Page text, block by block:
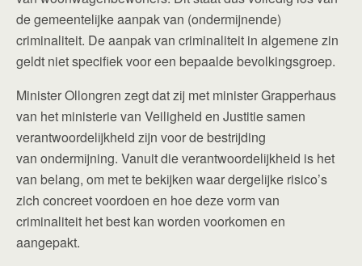
de gemeentelijke aanpak van (ondermijnende)
criminaliteit. De aanpak van criminaliteit in algemene zin
geldt niet specifiek voor een bepaalde bevolkingsgroep.
Minister Ollongren zegt dat zij met minister Grapperhaus
van het ministerie van Veiligheid en Justitie samen
verantwoordelijkheid zijn voor de bestrijding
van ondermijning. Vanuit die verantwoordelijkheid is het
van belang, om met te bekijken waar dergelijke risico’s
zich concreet voordoen en hoe deze vorm van
criminaliteit het best kan worden voorkomen en
aangepakt.